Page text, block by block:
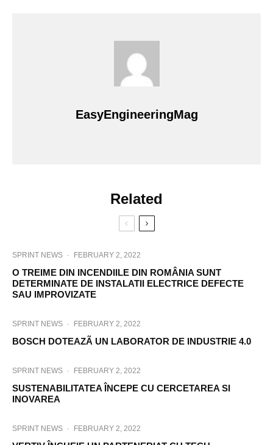
EasyEngineeringMag
Related
SPRINT NEWS · FEBRUARY 2, 2022
O TREIME DIN INCENDIILE DIN ROMÂNIA SUNT
DETERMINATE DE INSTALATII ELECTRICE DEFECTE
SAU IMPROVIZATE
SPRINT NEWS · FEBRUARY 2, 2022
BOSCH DOTEAZÃ UN LABORATOR DE INDUSTRIE 4.0
SPRINT NEWS · FEBRUARY 2, 2022
SUSTENABILITATEA ÎNCEPE CU CERCETAREA SI
INOVAREA
SPRINT NEWS · FEBRUARY 2, 2022